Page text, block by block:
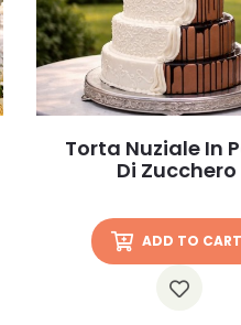
Torta Nuziale In
Di Zucchero
ADD TO CART